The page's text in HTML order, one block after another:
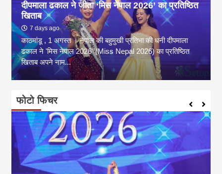
दीपमाला ढकाल ने जीता ‘मिस नेपाल 2026’ का प्रतिष्ठित
खिताब
7 days ago
काठमांडू , 1 अगस्त । नेपाल की बहुमुखी प्रतिभा की धनी दीपमाला
ढकाल ने 'मिस नेपाल 2026' (Miss Nepal 2026) का प्रतिष्ठित
खिताब अपने नाम...
फोटो फिचर